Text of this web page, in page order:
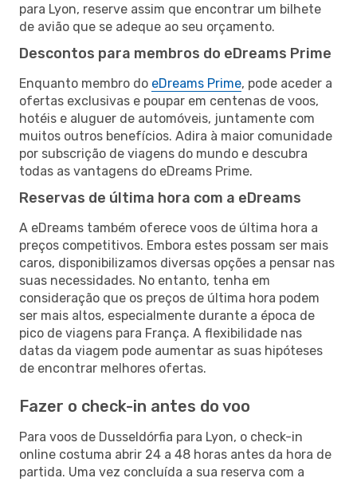
para Lyon, reserve assim que encontrar um bilhete
de avião que se adeque ao seu orçamento.
Descontos para membros do eDreams Prime
Enquanto membro do eDreams Prime, pode aceder a
ofertas exclusivas e poupar em centenas de voos,
hotéis e aluguer de automóveis, juntamente com
muitos outros benefícios. Adira à maior comunidade
por subscrição de viagens do mundo e descubra
todas as vantagens do eDreams Prime.
Reservas de última hora com a eDreams
A eDreams também oferece voos de última hora a
preços competitivos. Embora estes possam ser mais
caros, disponibilizamos diversas opções a pensar nas
suas necessidades. No entanto, tenha em
consideração que os preços de última hora podem
ser mais altos, especialmente durante a época de
pico de viagens para França. A flexibilidade nas
datas da viagem pode aumentar as suas hipóteses
de encontrar melhores ofertas.
Fazer o check-in antes do voo
Para voos de Dusseldórfia para Lyon, o check-in
online costuma abrir 24 a 48 horas antes da hora de
partida. Uma vez concluída a sua reserva com a